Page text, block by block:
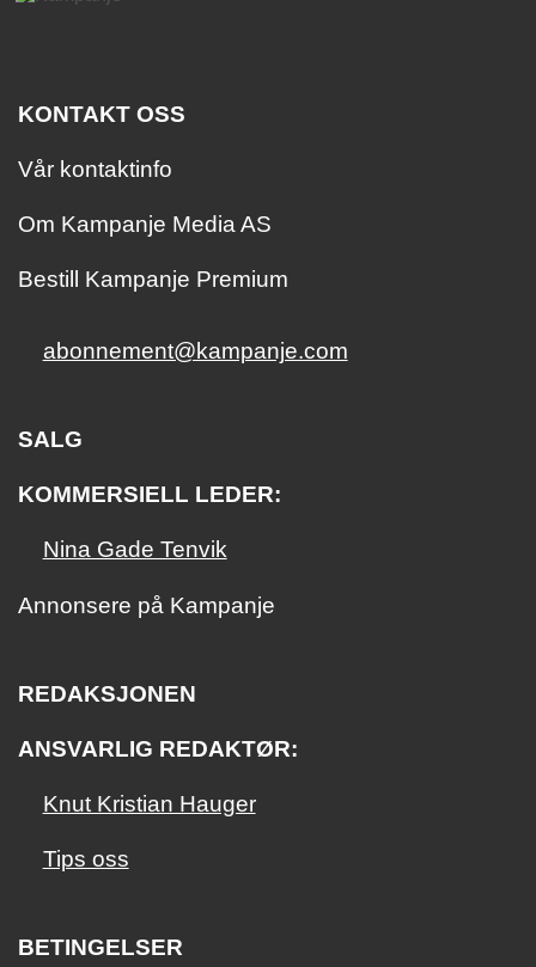
KONTAKT OSS
Vår kontaktinfo
Om Kampanje Media AS
Bestill Kampanje Premium
abonnement@kampanje.com
SALG
KOMMERSIELL LEDER:
Nina Gade Tenvik
Annonsere på Kampanje
REDAKSJONEN
ANSVARLIG REDAKTØR:
Knut Kristian Hauger
Tips oss
BETINGELSER